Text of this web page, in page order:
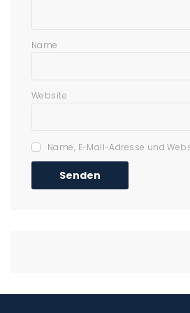
Name
Website
Name, E-Mail-Adresse und